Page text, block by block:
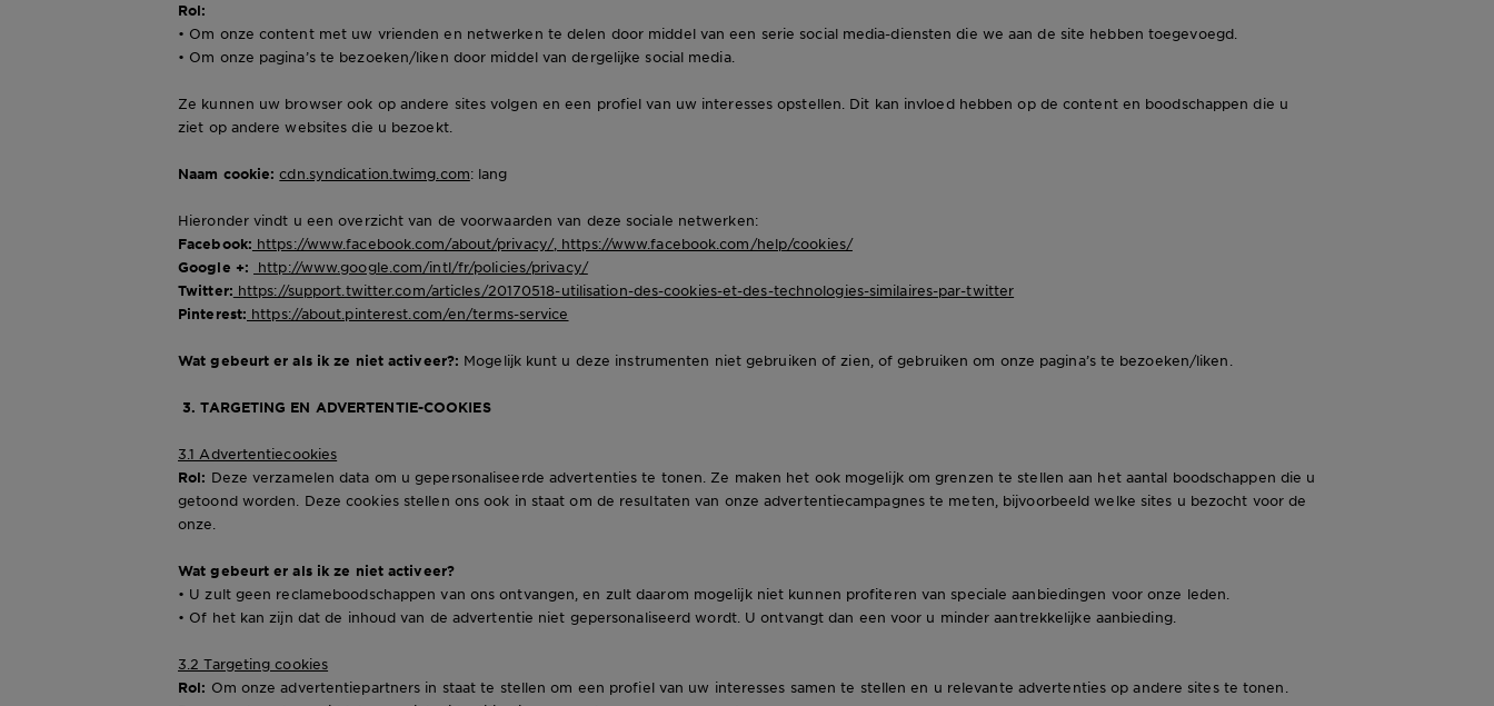
Rol:
• Om onze content met uw vrienden en netwerken te delen door middel van een serie social media-diensten die we aan de site hebben toegevoegd.
• Om onze pagina’s te bezoeken/liken door middel van dergelijke social media.
Ze kunnen uw browser ook op andere sites volgen en een profiel van uw interesses opstellen. Dit kan invloed hebben op de content en boodschappen die u
ziet op andere websites die u bezoekt.
Naam cookie: cdn.syndication.twimg.com: lang
Hieronder vindt u een overzicht van de voorwaarden van deze sociale netwerken:
Facebook: https://www.facebook.com/about/privacy/, https://www.facebook.com/help/cookies/
Google +:
http://www.google.com/intl/fr/policies/privacy/
Twitter: https://support.twitter.com/articles/20170518-utilisation-des-cookies-et-des-technologies-similaires-par-twitter
Pinterest: https://about.pinterest.com/en/terms-service
Wat gebeurt er als ik ze niet activeer?: Mogelijk kunt u deze instrumenten niet gebruiken of zien, of gebruiken om onze pagina’s te bezoeken/liken.
3. TARGETING EN ADVERTENTIE-COOKIES
3.1 Advertentiecookies
Rol: Deze verzamelen data om u gepersonaliseerde advertenties te tonen. Ze maken het ook mogelijk om grenzen te stellen aan het aantal boodschappen die u
getoond worden. Deze cookies stellen ons ook in staat om de resultaten van onze advertentiecampagnes te meten, bijvoorbeeld welke sites u bezocht voor de
onze.
Wat gebeurt er als ik ze niet activeer?
• U zult geen reclameboodschappen van ons ontvangen, en zult daarom mogelijk niet kunnen profiteren van speciale aanbiedingen voor onze leden.
• Of het kan zijn dat de inhoud van de advertentie niet gepersonaliseerd wordt. U ontvangt dan een voor u minder aantrekkelijke aanbieding.
3.2 Targeting cookies
Rol: Om onze advertentiepartners in staat te stellen om een profiel van uw interesses samen te stellen en u relevante advertenties op andere sites te tonen.